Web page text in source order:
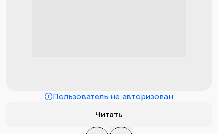
Пользователь не авторизован
Читать